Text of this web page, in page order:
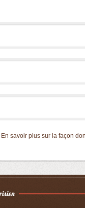
En savoir plus sur la façon